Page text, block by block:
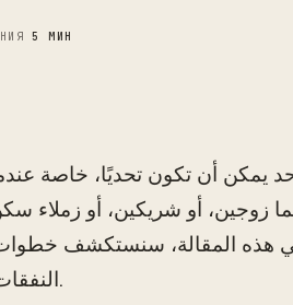
5 МИН
يمكن أن تكون تحديًا، خاصة
زوجين، أو شريكين، أو زملاء
هذه المقالة، سنستكشف خطوات
النفقات، والاستفادة القصوى من وضعك المالي.